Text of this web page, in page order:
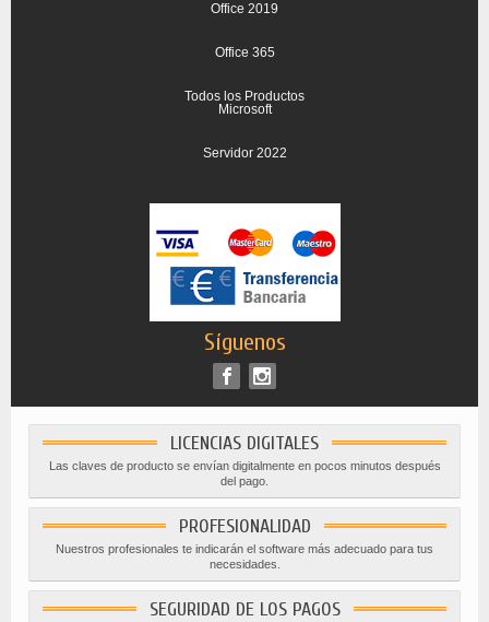
Office 2019
Office 365
Todos los Productos
Microsoft
Servidor 2022
Síguenos
LICENCIAS DIGITALES
Las claves de producto se envían digitalmente en pocos minutos después
del pago.
PROFESIONALIDAD
Nuestros profesionales te indicarán el software más adecuado para tus
necesidades.
SEGURIDAD DE LOS PAGOS